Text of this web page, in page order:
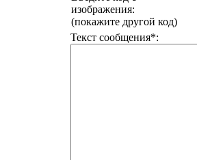
изображения:
(покажите другой код)
Текст сообщения*: